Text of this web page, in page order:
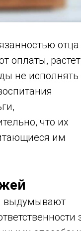
отца
оплаты,
не исполнять
что их
им
выдумывают